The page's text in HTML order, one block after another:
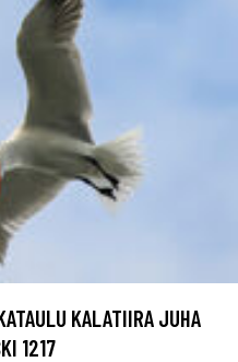
KALATIIRA JUHA
1217